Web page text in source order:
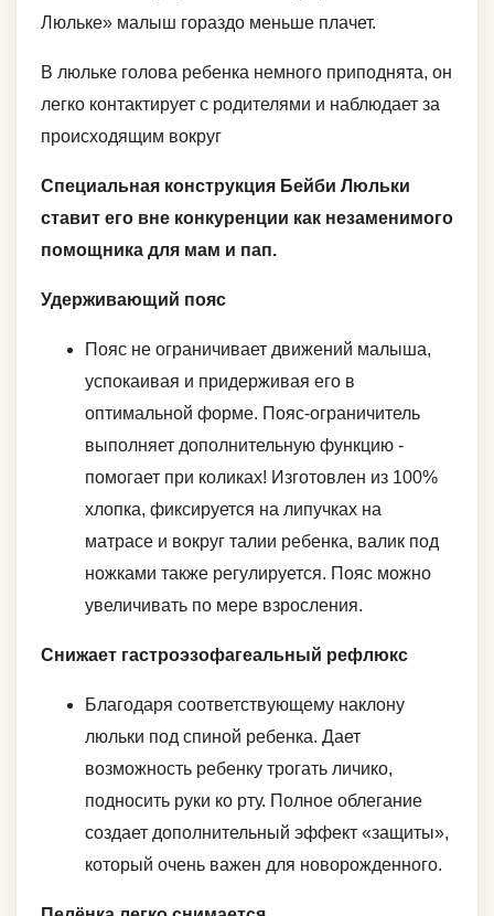
Люльке» малыш гораздо меньше плачет.
В люльке голова ребенка немного приподнята, он
легко контактирует с родителями и наблюдает за
происходящим вокруг
Специальная конструкция Бейби Люльки
ставит его вне конкуренции как незаменимого
помощника для мам и пап.
Удерживающий пояс
Пояс не ограничивает движений малыша,
успокаивая и придерживая его в
оптимальной форме. Пояс-ограничитель
выполняет дополнительную функцию -
помогает при коликах! Изготовлен из 100%
хлопка, фиксируется на липучках на
матрасе и вокруг талии ребенка, валик под
ножками также регулируется. Пояс можно
увеличивать по мере взросления.
Снижает гастроэзофагеальный рефлюкс
Благодаря соответствующему наклону
люльки под спиной ребенка. Дает
возможность ребенку трогать личико,
подносить руки ко рту. Полное облегание
создает дополнительный эффект «защиты»,
который очень важен для новорожденного.